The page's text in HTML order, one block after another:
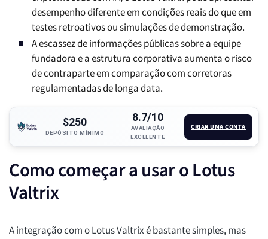
desempenho diferente em condições reais do que em
testes retroativos ou simulações de demonstração.
A escassez de informações públicas sobre a equipe
fundadora e a estrutura corporativa aumenta o risco
de contraparte em comparação com corretoras
regulamentadas de longa data.
$250
DEPÓSITO MÍNIMO
8.7/10
AVALIAÇÃO
EXCELENTE
CRIAR UMA CONTA
Como começar a usar o Lotus
Valtrix
A integração com o Lotus Valtrix é bastante simples, mas